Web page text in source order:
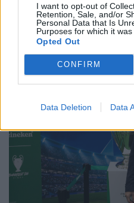
I want to opt-out of
Retention, Sale, and/or
Personal Data that Is
Purposes for which it was
Opted Out
CONFIRM
Data Deletion Data
szolgáltatásokkal is segíti
ezért szeretik annyian.